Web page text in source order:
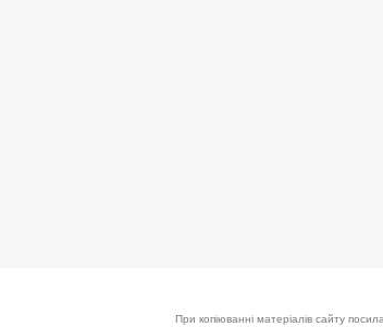
При копіюванні матеріалів сайту